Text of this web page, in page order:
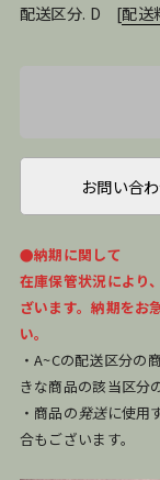
配送区分. D [配送
お問い合
●納期に関して
在庫保管状況により
ざいます。納期をお
い。
・A~Cの配送区分の
きな商品の該当区分
・商品の発送に使用
合もございます。